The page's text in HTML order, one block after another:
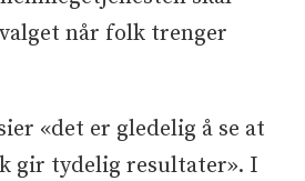
når folk trenger
«det er gledelig å se at
gir tydelig resultater». I